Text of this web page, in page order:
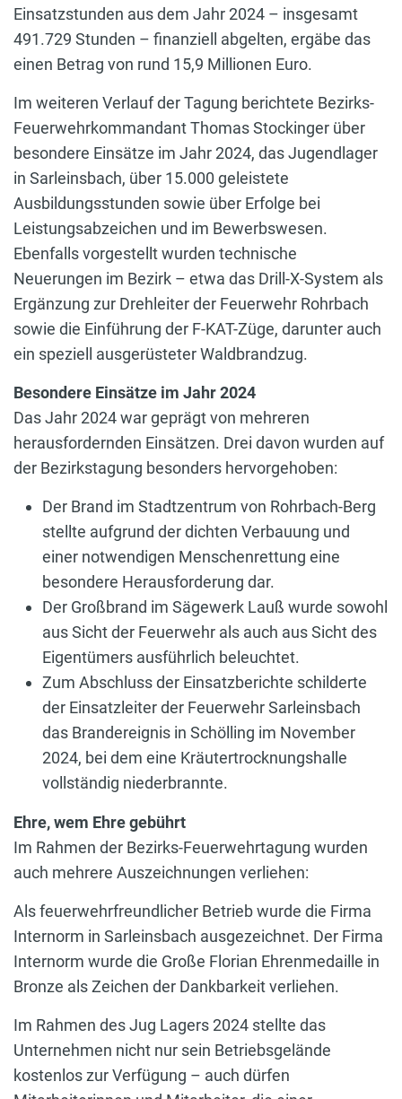
Einsatzstunden aus dem Jahr 2024 – insgesamt
491.729 Stunden – finanziell abgelten, ergäbe das
einen Betrag von rund 15,9 Millionen Euro.
Im weiteren Verlauf der Tagung berichtete Bezirks-
Feuerwehrkommandant Thomas Stockinger über
besondere Einsätze im Jahr 2024, das Jugendlager
in Sarleinsbach, über 15.000 geleistete
Ausbildungsstunden sowie über Erfolge bei
Leistungsabzeichen und im Bewerbswesen.
Ebenfalls vorgestellt wurden technische
Neuerungen im Bezirk – etwa das Drill-X-System als
Ergänzung zur Drehleiter der Feuerwehr Rohrbach
sowie die Einführung der F-KAT-Züge, darunter auch
ein speziell ausgerüsteter Waldbrandzug.
Besondere Einsätze im Jahr 2024
Das Jahr 2024 war geprägt von mehreren
herausfordernden Einsätzen. Drei davon wurden auf
der Bezirkstagung besonders hervorgehoben:
Der Brand im Stadtzentrum von Rohrbach-Berg
stellte aufgrund der dichten Verbauung und
einer notwendigen Menschenrettung eine
besondere Herausforderung dar.
Der Großbrand im Sägewerk Lauß wurde sowohl
aus Sicht der Feuerwehr als auch aus Sicht des
Eigentümers ausführlich beleuchtet.
Zum Abschluss der Einsatzberichte schilderte
der Einsatzleiter der Feuerwehr Sarleinsbach
das Brandereignis in Schölling im November
2024, bei dem eine Kräutertrocknungshalle
vollständig niederbrannte.
Ehre, wem Ehre gebührt
Im Rahmen der Bezirks-Feuerwehrtagung wurden
auch mehrere Auszeichnungen verliehen:
Als feuerwehrfreundlicher Betrieb wurde die Firma
Internorm in Sarleinsbach ausgezeichnet. Der Firma
Internorm wurde die Große Florian Ehrenmedaille in
Bronze als Zeichen der Dankbarkeit verliehen.
Im Rahmen des Jug Lagers 2024 stellte das
Unternehmen nicht nur sein Betriebsgelände
kostenlos zur Verfügung – auch dürfen